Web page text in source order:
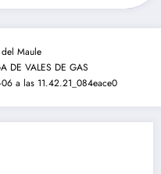
Maule
DE VALES DE GAS
a las 11.42.21_084eace0